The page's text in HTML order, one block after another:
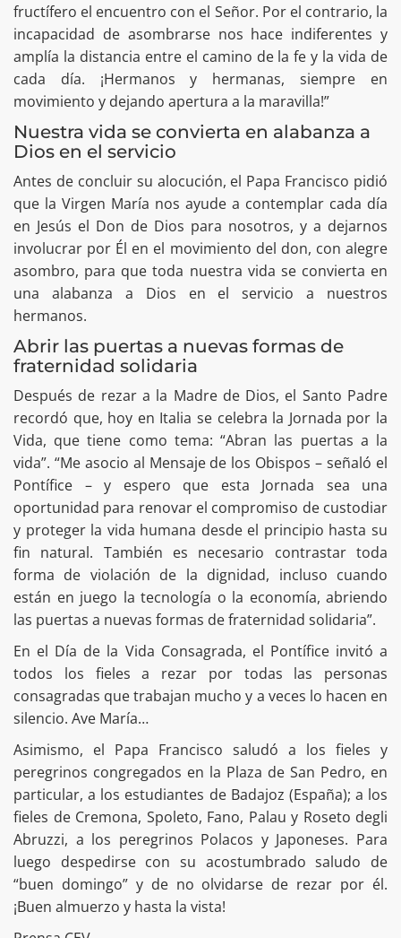
fructífero el encuentro con el Señor. Por el contrario, la
incapacidad de asombrarse nos hace indiferentes y
amplía la distancia entre el camino de la fe y la vida de
cada día. ¡Hermanos y hermanas, siempre en
movimiento y dejando apertura a la maravilla!”
Nuestra vida se convierta en alabanza a
Dios en el servicio
Antes de concluir su alocución, el Papa Francisco pidió
que la Virgen María nos ayude a contemplar cada día
en Jesús el Don de Dios para nosotros, y a dejarnos
involucrar por Él en el movimiento del don, con alegre
asombro, para que toda nuestra vida se convierta en
una alabanza a Dios en el servicio a nuestros
hermanos.
Abrir las puertas a nuevas formas de
fraternidad solidaria
Después de rezar a la Madre de Dios, el Santo Padre
recordó que, hoy en Italia se celebra la Jornada por la
Vida, que tiene como tema: “Abran las puertas a la
vida”. “Me asocio al Mensaje de los Obispos – señaló el
Pontífice – y espero que esta Jornada sea una
oportunidad para renovar el compromiso de custodiar
y proteger la vida humana desde el principio hasta su
fin natural. También es necesario contrastar toda
forma de violación de la dignidad, incluso cuando
están en juego la tecnología o la economía, abriendo
las puertas a nuevas formas de fraternidad solidaria”.
En el Día de la Vida Consagrada, el Pontífice invitó a
todos los fieles a rezar por todas las personas
consagradas que trabajan mucho y a veces lo hacen en
silencio. Ave María…
Asimismo, el Papa Francisco saludó a los fieles y
peregrinos congregados en la Plaza de San Pedro, en
particular, a los estudiantes de Badajoz (España); a los
fieles de Cremona, Spoleto, Fano, Palau y Roseto degli
Abruzzi, a los peregrinos Polacos y Japoneses. Para
luego despedirse con su acostumbrado saludo de
“buen domingo” y de no olvidarse de rezar por él.
¡Buen almuerzo y hasta la vista!